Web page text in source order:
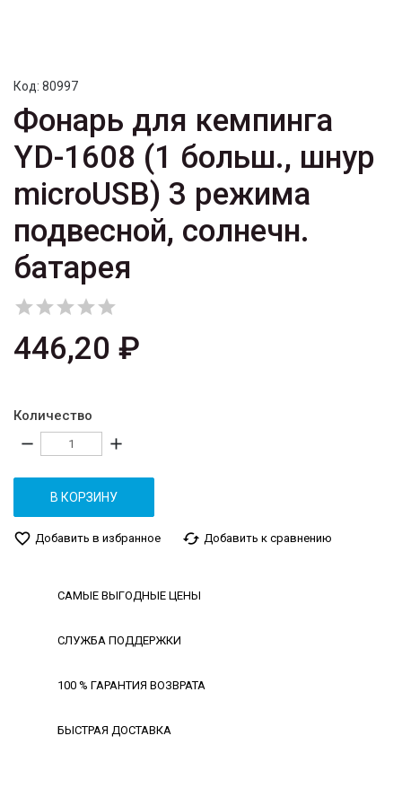
Код: 80997
Фонарь для кемпинга
YD-1608 (1 больш., шнур
microUSB) 3 режима
подвесной, солнечн.
батарея

446,20 ₽
Количество
remove add
В КОРЗИНУ
favorite_border Добавить в избранное cached Добавить к сравнению
САМЫЕ ВЫГОДНЫЕ ЦЕНЫ
СЛУЖБА ПОДДЕРЖКИ
100 % ГАРАНТИЯ ВОЗВРАТА
БЫСТРАЯ ДОСТАВКА